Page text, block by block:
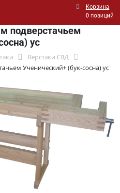
Корзина
0 позиций
подверстачьем
ус
Верстаки СВД
Ученический+ (бук-сосна) ус